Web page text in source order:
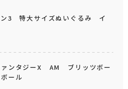
ン3 特大サイズぬいぐるみ イ
ァンタジーX AM ブリッツボー
ール